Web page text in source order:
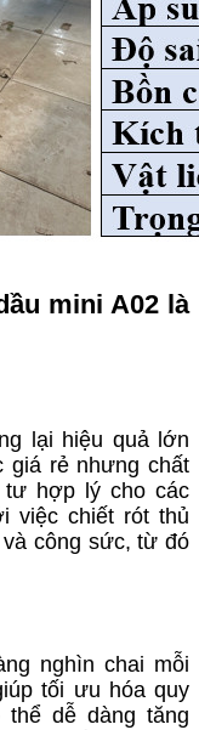
mini A02 là
lại hiệu quả lớn
giá rẻ nhưng chất
tư hợp lý cho các
việc chiết rót thủ
công sức, từ đó
nghìn chai mỗi
tối ưu hóa quy
thể dễ dàng tăng